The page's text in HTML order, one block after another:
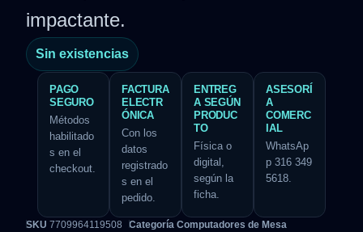
impactante.
Sin existencias
PAGO
SEGURO
Métodos
habilitado
s en el
checkout.
FACTURA
ELECTR
ÓNICA
Con los
datos
registrado
s en el
pedido.
ENTREG
A SEGÚN
PRODUC
TO
Física o
digital,
según la
ficha.
ASESORÍ
A
COMERC
IAL
WhatsAp
p 316 349
5618.
SKU 7709964119508 Categoría Computadores de Mesa